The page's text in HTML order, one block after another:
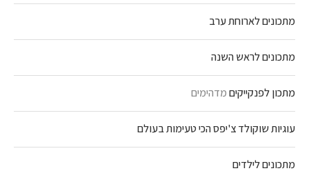
מתכונים לארוחת ערב
מתכונים לראש השנה
מתכון לפנקייקיםמדהימים
עוגיות שוקולד צ'יפס הכי טעימות בעולם
מתכונים לילדים